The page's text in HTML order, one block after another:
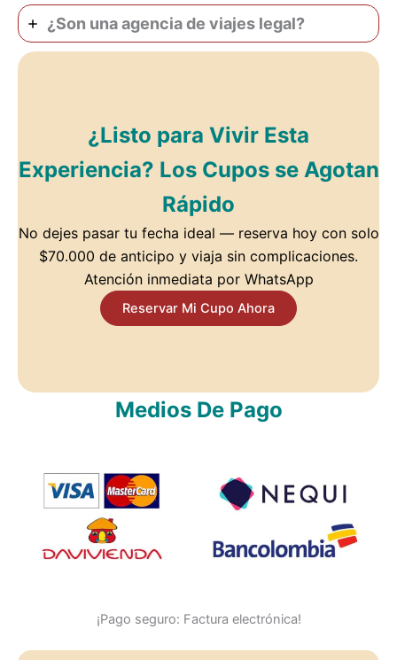
¿Son una agencia de viajes legal?
¿Listo para Vivir Esta
Experiencia? Los Cupos se Agotan
Rápido
No dejes pasar tu fecha ideal — reserva hoy con solo
$70.000 de anticipo y viaja sin complicaciones.
Atención inmediata por WhatsApp
Reservar Mi Cupo Ahora
Medios De Pago
¡Pago seguro: Factura electrónica!